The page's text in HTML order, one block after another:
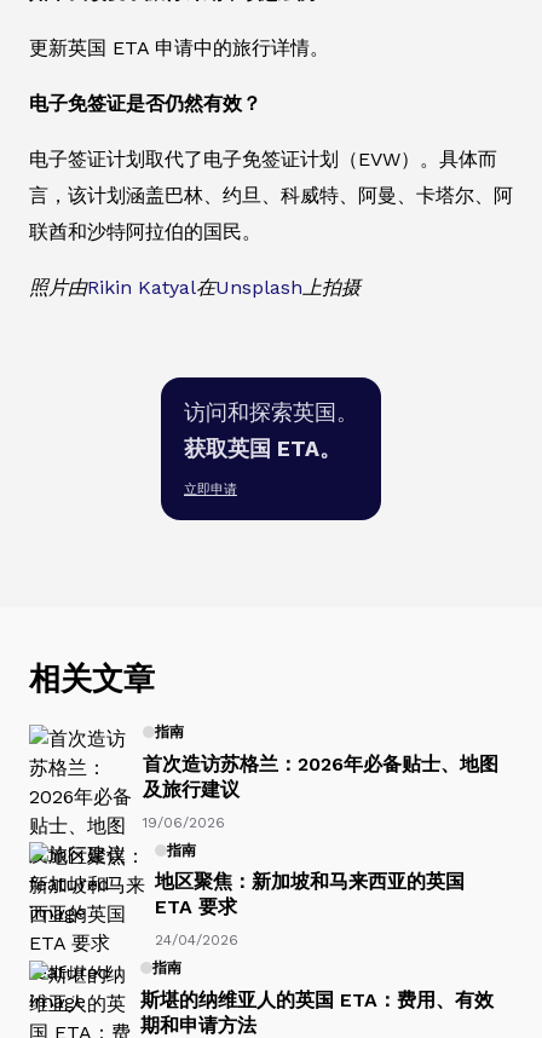
更新英国 ETA 申请中的旅行详情。
电子免签证是否仍然有效？
电子签证计划取代了电子免签证计划（EVW）。具体而
言，该计划涵盖巴林、约旦、科威特、阿曼、卡塔尔、阿
联酋和沙特阿拉伯的国民。
照片由Rikin Katyal在Unsplash上拍摄
访问和探索英国。
获取英国 ETA。
立即申请
相关文章
指南
首次造访苏格兰：2026年必备贴士、地图
及旅行建议
19/06/2026
指南
地区聚焦：新加坡和马来西亚的英国
ETA 要求
24/04/2026
指南
斯堪的纳维亚人的英国 ETA：费用、有效
期和申请方法